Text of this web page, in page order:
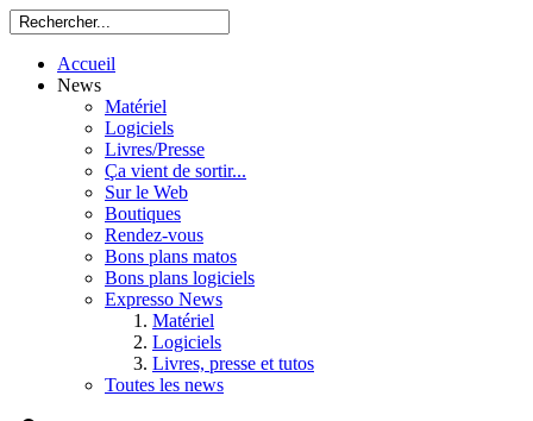
Accueil
News
Matériel
Logiciels
Livres/Presse
Ça vient de sortir...
Sur le Web
Boutiques
Rendez-vous
Bons plans matos
Bons plans logiciels
Expresso News
Matériel
Logiciels
Livres, presse et tutos
Toutes les news